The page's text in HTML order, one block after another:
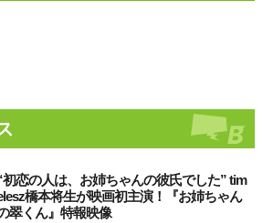
初恋の人は、お姉ちゃんの彼氏でした” tim
橋本将生が映画初主演！『お姉ちゃん
翠くん』特報映像